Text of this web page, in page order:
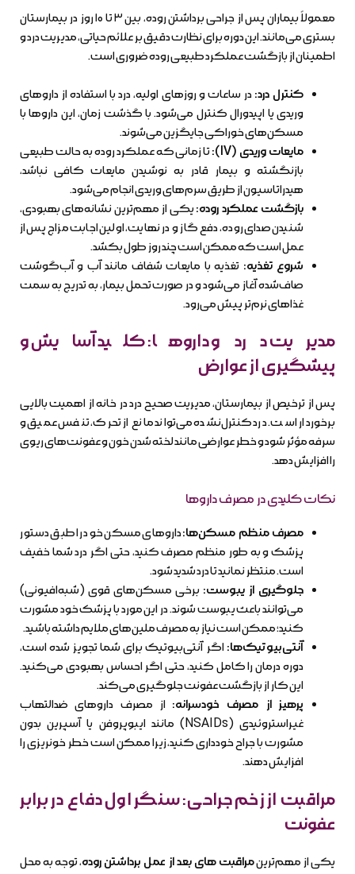
معمولاً بیماران پس از جراحی برداشتن روده، بین ۳ تا ۱۰ روز در بیمارستان
بستری می‌مانند. این دوره برای نظارت دقیق بر علائم حیاتی، مدیریت درد و
اطمینان از بازگشت عملکرد طبیعی روده ضروری است.
کنترل درد: در ساعات و روزهای اولیه، درد با استفاده از داروهای
وریدی یا اپیدورال کنترل می‌شود. با گذشت زمان، این داروها با
مسکن‌های خوراکی جایگزین می‌شوند.
مایعات وریدی (IV):
تا زمانی که عملکرد روده به حالت طبیعی
بازنگشته و بیمار قادر به نوشیدن مایعات کافی نباشد،
هیدراتاسیون از طریق سرم‌های وریدی انجام می‌شود.
بازگشت عملکرد روده: یکی از مهم‌ترین نشانه‌های بهبودی،
شنیدن صدای روده، دفع گاز و در نهایت، اولین اجابت مزاج پس از
عمل است که ممکن است چند روز طول بکشد.
شروع تغذیه: تغذیه با مایعات شفاف مانند آب و آب‌گوشت
صاف‌شده آغاز می‌شود و در صورت تحمل بیمار، به تدریج به سمت
غذاهای نرم‌تر پیش می‌رود.
مدیریت درد و داروها: کلید آسایش و
پیشگیری از عوارض
پس از ترخیص از بیمارستان، مدیریت صحیح درد در خانه از اهمیت بالایی
برخوردار است. درد کنترل‌نشده می‌تواند مانع از تحرک، تنفس عمیق و
سرفه مؤثر شود و خطر عوارضی مانند لخته شدن خون و عفونت‌های ریوی
را افزایش دهد.
نکات کلیدی در مصرف داروها
مصرف منظم مسکن‌ها:داروهای مسکن خود را طبق دستور
پزشک و به طور منظم مصرف کنید، حتی اگر درد شما خفیف
است. منتظر نمانید تا درد شدید شود.
جلوگیری از یبوست: برخی مسکن‌های قوی (شبه‌افیونی)
می‌توانند باعث یبوست شوند. در این مورد با پزشک خود مشورت
کنید؛ ممکن است نیاز به مصرف ملین‌های ملایم داشته باشید.
آنتی‌بیوتیک‌ها: اگر آنتی‌بیوتیک برای شما تجویز شده است،
دوره درمان را کامل کنید، حتی اگر احساس بهبودی می‌کنید.
این کار از بازگشت عفونت جلوگیری می‌کند.
پرهیز از مصرف خودسرانه: از مصرف داروهای ضدالتهاب
غیراستروئیدی (NSAIDs) مانند ایبوپروفن یا آسپرین بدون
مشورت با جراح خودداری کنید، زیرا ممکن است خطر خونریزی را
افزایش دهند.
مراقبت از زخم جراحی: سنگر اول دفاع در برابر
عفونت
یکی از مهم‌ترینمراقبت های بعد از عمل برداشتن روده، توجه به محل